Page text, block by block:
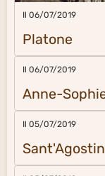
Il 06/07/2019
Platone
Il 06/07/2019
Anne-
Il 05/07/2019